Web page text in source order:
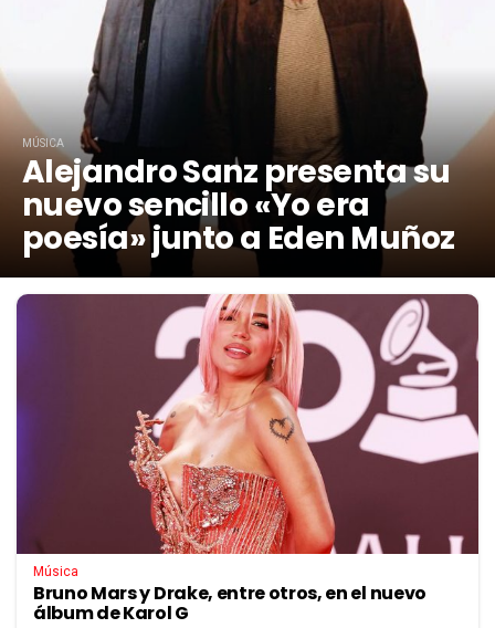
MÚSICA
Alejandro Sanz presenta su
nuevo sencillo «Yo era
poesía» junto a Eden Muñoz
Música
Bruno Mars y Drake, entre otros, en el nuevo
álbum de Karol G